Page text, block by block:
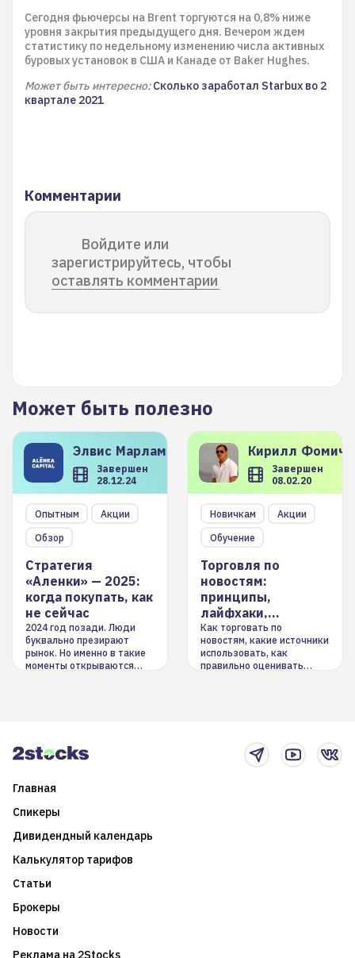
Сегодня фьючерсы на Brent торгуются на 0,8% ниже
уровня закрытия предыдущего дня. Вечером ждем
статистику по недельному изменению числа активных
буровых установок в США и Канаде от Baker Hughes.
Может быть интересно: Сколько заработал Starbux во 2
квартале 2021
Комментарии
Войдите или
зарегистрируйтесь, чтобы
оставлять комментарии
Может быть полезно
Элвис Марламов
Завершен
28.12.24
Опытным
Акции
Обзор
Стратегия
«Аленки» — 2025:
когда покупать, как
не сейчас
2024 год позади. Люди
буквально презирают
рынок. Но именно в такие
моменты открываются
Кирилл
Завершен
08.02.20
Новичкам
Акции
Обучение
Торговля по
новостям:
принципы,
лайфхаки,
инструменты
Как торговать по
новостям, какие источники
использовать, как
правильно оценивать
Главная
Спикеры
Дивидендный календарь
Калькулятор тарифов
Статьи
Брокеры
Новости
Реклама на 2Stocks